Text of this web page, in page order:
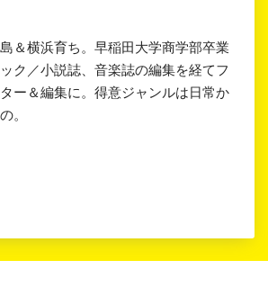
＆横浜育ち。早稲田大学商学部卒業
ク／小説誌、音楽誌の編集を経てフ
ー＆編集に。得意ジャンルは日常か
。